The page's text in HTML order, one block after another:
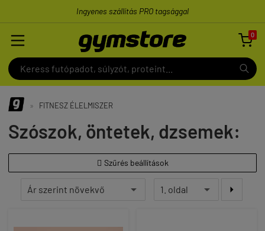
Ingyenes szállítás PRO tagsággal
0

» FITNESZ ÉLELMISZER
Szószok, öntetek, dzsemek:
 Szűrés beállítások
